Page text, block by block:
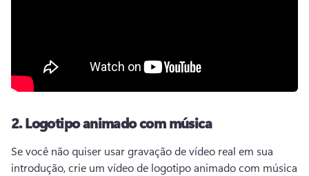
2.Logotipo animado com música
Se você não quiser usar gravação de vídeo real em sua
introdução, crie um vídeo de logotipo animado com música